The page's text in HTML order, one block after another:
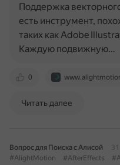
0
Поддержка
есть инструмент,
таких как Adobe
Каждую подвижную…
Читать далее
Вопрос для Поиска с Алисой
#AlightMotion
#AfterEffects